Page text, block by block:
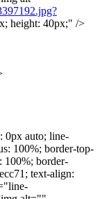
height: 40px;" />
0px auto; line-
100%; border-top-
100%; border-
text-align: